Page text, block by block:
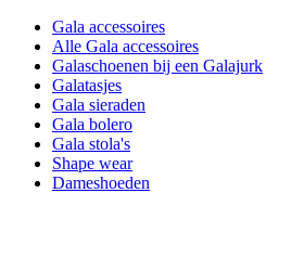
Gala accessoires
Alle Gala accessoires
Galaschoenen bij een Galajurk
Galatasjes
Gala sieraden
Gala bolero
Gala stola's
Shape wear
Dameshoeden